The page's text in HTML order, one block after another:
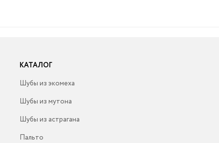
КАТАЛОГ
Шубы из экомеха
Шубы из мутона
Шубы из астрагана
Пальто